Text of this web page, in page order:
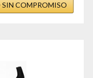
SIN COMPROMISO